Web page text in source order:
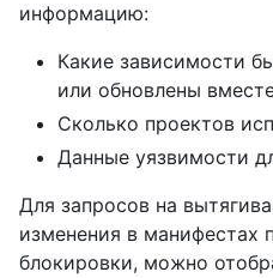
информацию:
Какие зависимости
или обновлены
Сколько проектов
Данные уязвимости
Для запросов на
изменения в манифестах
блокировки, можно